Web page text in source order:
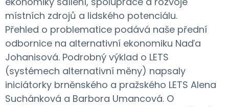
místních zdrojů a lidského potenciálu.
Přehled o problematice podává naše přední
odbornice na alternativní ekonomiku Naďa
Johanisová. Podrobný výklad o LETS
(systémech alternativní měny) napsaly
iniciátorky brněnského a pražského LETS Alena
Suchánková a Barbora Umancová. O